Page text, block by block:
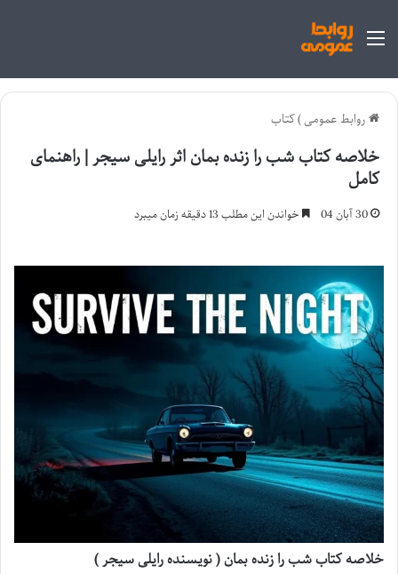
منو
روابط عمومی)کتاب
خلاصه کتاب شب را زنده بمان اثر رایلی سیجر | راهنمای
کامل
30 آبان 04 خواندن این مطلب 13 دقیقه زمان میبرد
خلاصه کتاب شب را زنده بمان ( نویسنده رایلی سیجر )